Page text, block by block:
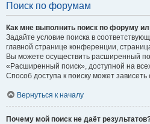
Поиск по форумам
Как мне выполнить поиск по форуму
Задайте условие поиска в
главной странице конференции,
Вы можете осуществить расширенный
«Расширенный поиск», доступной на
Способ доступа к поиску может зависеть
Вернуться к началу
Почему мой поиск не даёт